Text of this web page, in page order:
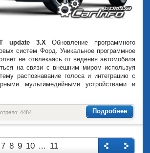
update 3.X Обновление программного
систем Форд. Уникальное программное
не отвлекаясь от ведения автомобиля
на связи с внешним миром используя
распознавание голоса и интеграцию с
мультимедийными устройствами и
Подробнее
4484
7 8 9 10 ... 11